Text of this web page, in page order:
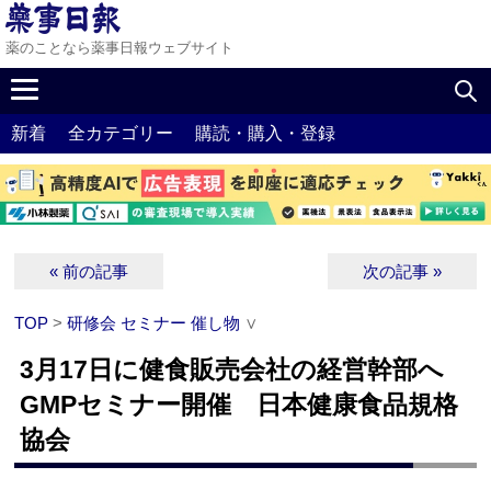
薬のことなら薬事日報ウェブサイト
新着 全カテゴリー 購読・購入・登録
« 前の記事 次の記事 »
TOP >研修会 セミナー 催し物 ∨
3月17日に健食販売会社の経営幹部へ
GMPセミナー開催 日本健康食品規格
協会